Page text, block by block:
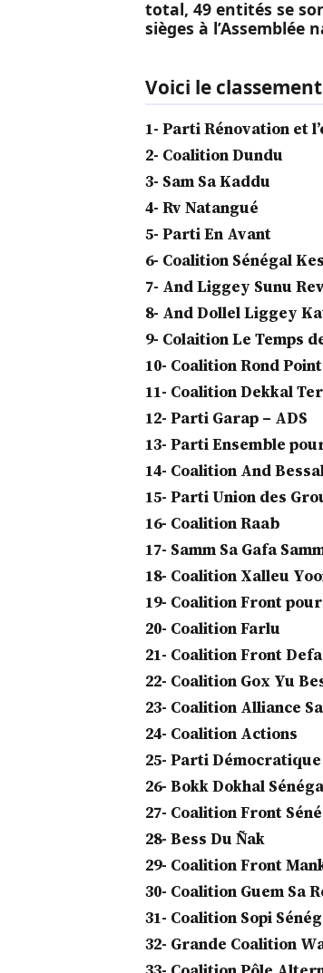
total, 49 entités se
sièges à l’Assemblée
Voici le
1- Parti Rénovation et
2- Coalition Dundu
3- Sam Sa Kaddu
4- Rv Natangué
5- Parti En Avant
6- Coalition Sénégal
7- And Liggey Sunu
8- And Dollel Liggey
9- Colaition Le Temps
10- Coalition Rond Point
11- Coalition Dekkal
12- Parti Garap – ADS
13- Parti Ensemble
14- Coalition And
15- Parti Union des
16- Coalition Raab
17- Samm Sa Gafa
18- Coalition Xalleu
19- Coalition Front
20- Coalition Farlu
21- Coalition Front
22- Coalition Gox Yu
23- Coalition Alliance
24- Coalition Actions
25- Parti Démocratique
26- Bokk Dokhal
27- Coalition Front
28- Bess Du Ñak
29- Coalition Front
30- Coalition Guem Sa
31- Coalition Sopi
32- Grande Coalition